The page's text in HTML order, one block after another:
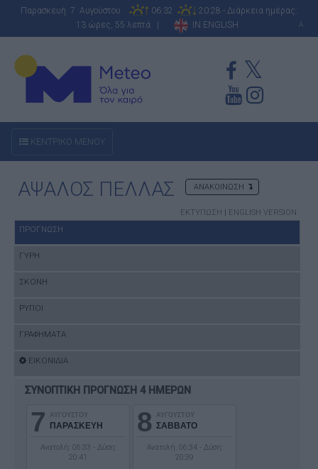
Παρασκευή 7 Αυγούστου 06:32
20:28 - Διάρκεια ημέρας:
13 ώρες, 55 λεπτά |
IN ENGLISH A
ΚΕΝΤΡΙΚΟ ΜΕΝΟΥ
ΑΨΑΛΟΣ ΠΕΛΛΑΣ ΑΝΑΚΟΙΝΩΣΗ
ΕΚΤΥΠΩΣΗ | ENGLISH VERSION
ΠΡΟΓΝΩΣΗ
ΓΥΡΗ
ΣΚΟΝΗ
ΡΥΠΟΙ
ΓΡΑΦΗΜΑΤΑ
ΕΙΚΟΝΙΔΙΑ
ΣΥΝΟΠΤΙΚΗ ΠΡΟΓΝΩΣΗ 4 ΗΜΕΡΩΝ
7 ΑΥΓΟΥΣΤΟΥ
ΠΑΡΑΣΚΕΥΗ
Ανατολή: 06:33 - Δύση:
20:41
8 ΑΥΓΟΥΣΤΟΥ
ΣΑΒΒΑΤΟ
Ανατολή: 06:34 - Δύση:
20:39